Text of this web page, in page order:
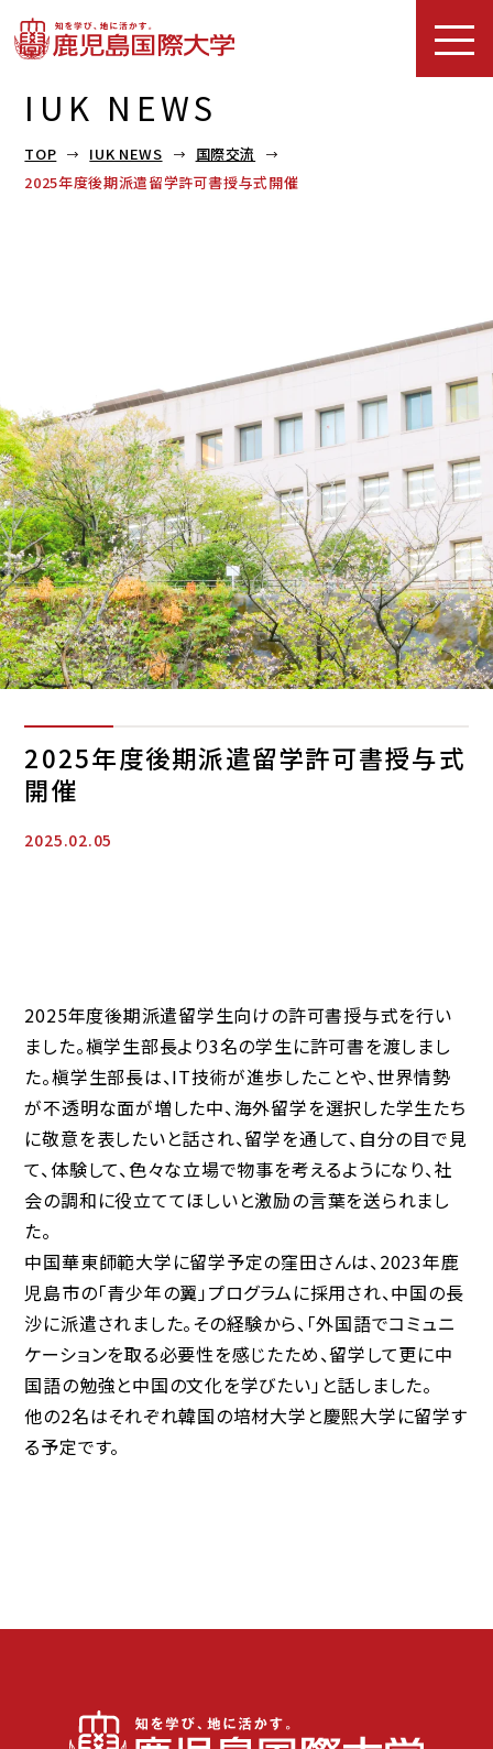
IUK NEWS
TOP IUK NEWS
国際交流
2025年度後期派遣留学許可書授与式開催
2025年度後期派遣留学許可書授与式
開催
2025.02.05
2025年度後期派遣留学生向けの許可書授与式を行い
ました。槇学生部長より3名の学生に許可書を渡しまし
た。槇学生部長は、IT技術が進歩したことや、世界情勢
が不透明な面が増した中、海外留学を選択した学生たち
に敬意を表したいと話され、留学を通して、自分の目で見
て、体験して、色々な立場で物事を考えるようになり、社
会の調和に役立ててほしいと激励の言葉を送られまし
た。
中国華東師範大学に留学予定の窪田さんは、2023年鹿
児島市の「青少年の翼」プログラムに採用され、中国の長
沙に派遣されました。その経験から、「外国語でコミュニ
ケーションを取る必要性を感じたため、留学して更に中
国語の勉強と中国の文化を学びたい」と話しました。
他の2名はそれぞれ韓国の培材大学と慶熙大学に留学す
る予定です。